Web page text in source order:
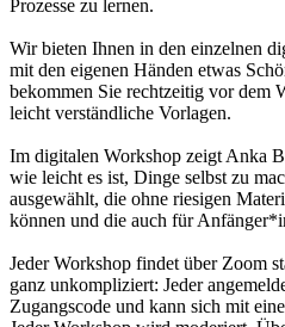
Prozesse zu lernen.
Wir bieten Ihnen in den einzelnen
mit den eigenen Händen etwas
bekommen Sie rechtzeitig vor dem
leicht verständliche Vorlagen.
Im digitalen Workshop zeigt Anka
wie leicht es ist, Dinge selbst zu
ausgewählt, die ohne riesigen
können und die auch für
Jeder Workshop findet über Zoom
ganz unkompliziert: Jeder
Zugangscode und kann sich mit